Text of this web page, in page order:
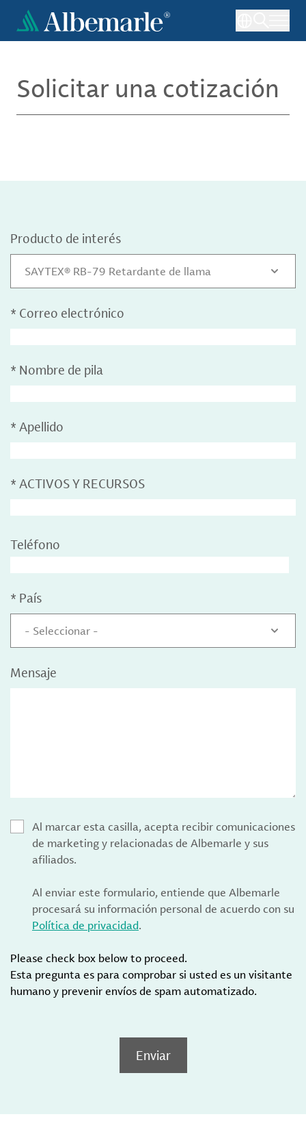
Pasar
contenido
Solicitar una cotización
Producto de interés
SAYTEX® RB-79 Retardante de llama
* Correo electrónico
* Nombre de pila
* Apellido
* ACTIVOS Y RECURSOS
Teléfono
* País
- Seleccionar -
Mensaje
Al marcar esta casilla, acepta recibir comunicaciones
de marketing y relacionadas de Albemarle y sus
afiliados.
Al enviar este formulario, entiende que Albemarle
procesará su información personal de acuerdo con su
Política de privacidad.
Please check box below to proceed.
Esta pregunta es para comprobar si usted es un visitante
humano y prevenir envíos de spam automatizado.
Enviar